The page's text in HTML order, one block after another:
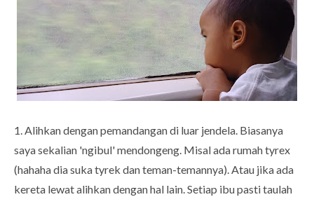
1. Alihkan dengan pemandangan di luar jendela. Biasanya
saya sekalian 'ngibul' mendongeng. Misal ada rumah tyrex
(hahaha dia suka tyrek dan teman-temannya). Atau jika ada
kereta lewat alihkan dengan hal lain. Setiap ibu pasti taulah